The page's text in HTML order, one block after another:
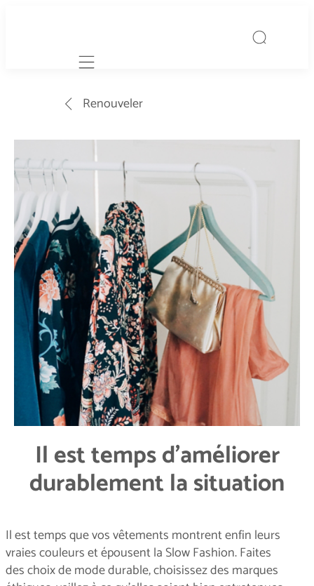
Mobile navigation
Renouveler
Il est temps d'améliorer
durablement la situation
Il est temps que vos vêtements montrent enfin leurs
vraies couleurs et épousent la Slow Fashion. Faites
des choix de mode durable, choisissez des marques